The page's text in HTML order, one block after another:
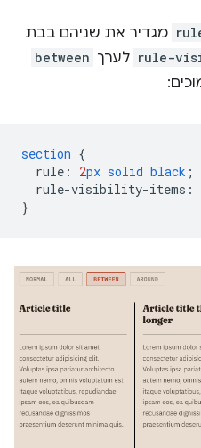
מגדיר את שניהם בבת
rule- לערך between
section {
rule : 2px solid black ;
rule-visibility-items :
}